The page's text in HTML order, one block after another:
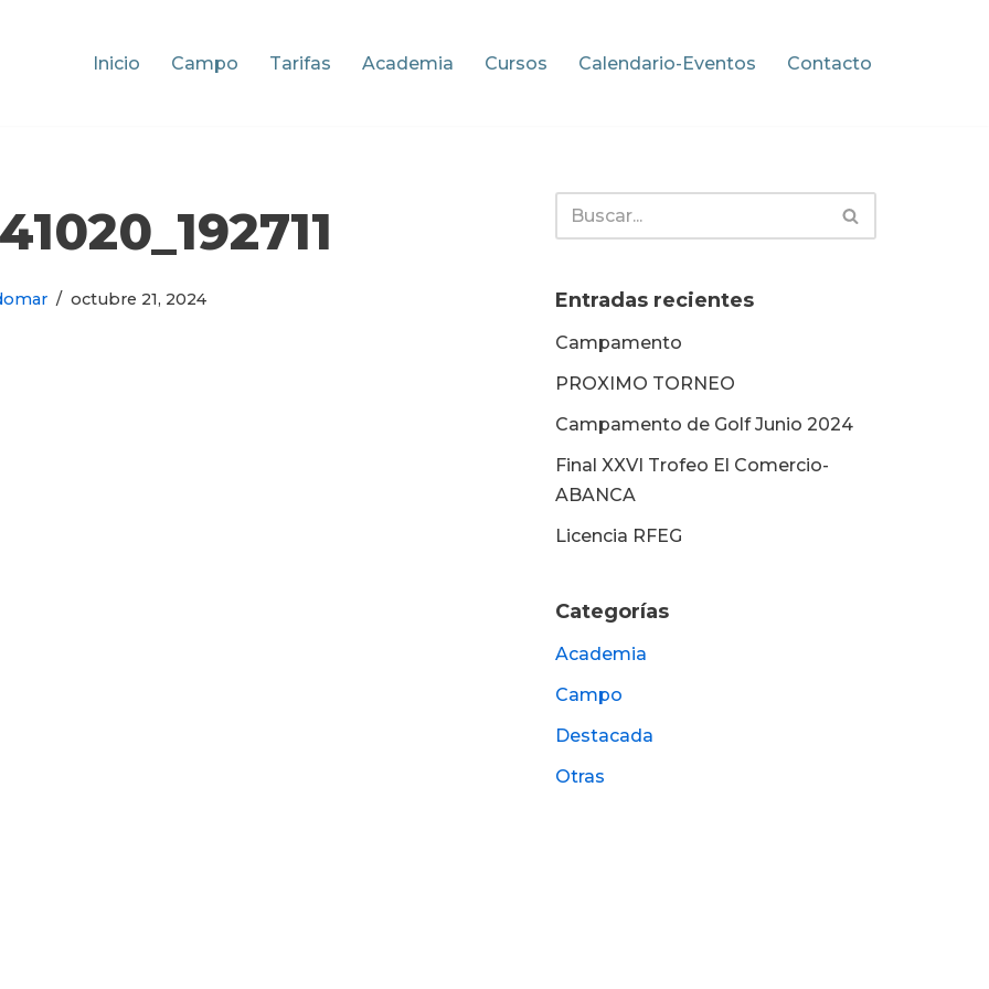
Inicio Campo Tarifas Academia Cursos Calendario-Eventos Contacto
octubre 21, 2024 Entradas recientes
Campamento
PROXIMO TORNEO
Campamento de Golf Junio 2024
Final XXVI Trofeo El Comercio-
ABANCA
Licencia RFEG
Categorías
Academia
Campo
Destacada
Otras